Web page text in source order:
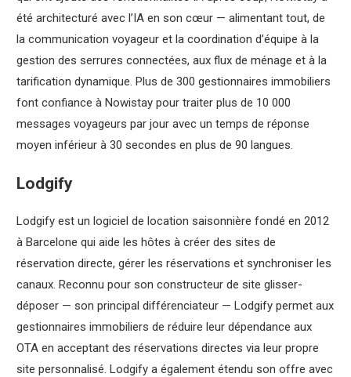
été architecturé avec l’IA en son cœur — alimentant tout, de
la communication voyageur et la coordination d’équipe à la
gestion des serrures connectées, aux flux de ménage et à la
tarification dynamique. Plus de 300 gestionnaires immobiliers
font confiance à Nowistay pour traiter plus de 10 000
messages voyageurs par jour avec un temps de réponse
moyen inférieur à 30 secondes en plus de 90 langues.
Lodgify
Lodgify est un logiciel de location saisonnière fondé en 2012
à Barcelone qui aide les hôtes à créer des sites de
réservation directe, gérer les réservations et synchroniser les
canaux. Reconnu pour son constructeur de site glisser-
déposer — son principal différenciateur — Lodgify permet aux
gestionnaires immobiliers de réduire leur dépendance aux
OTA en acceptant des réservations directes via leur propre
site personnalisé. Lodgify a également étendu son offre avec